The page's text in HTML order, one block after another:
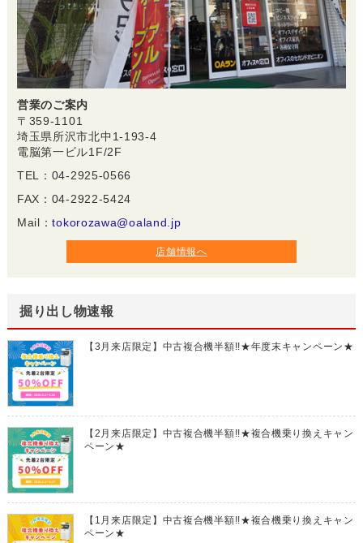
営業のご案内
〒359-1101
埼玉県所沢市北中1-193-4
電脳第一ビル1F/2F
TEL：04-2925-0566
FAX：04-2922-5424
Mail：tokorozawa@oaland.jp
店舗情報へ
掘り出し物速報
【3月来店限定】中古複合機半額!!★年度末キャンペーン★
【2月来店限定】中古複合機半額!!★複合機乗り換えキャン
ペーン★
【1月来店限定】中古複合機半額!!★複合機乗り換えキャン
ペーン★